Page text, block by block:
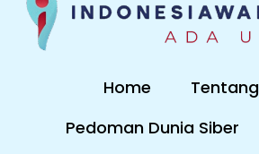
Home
Pedoman Dunia Siber